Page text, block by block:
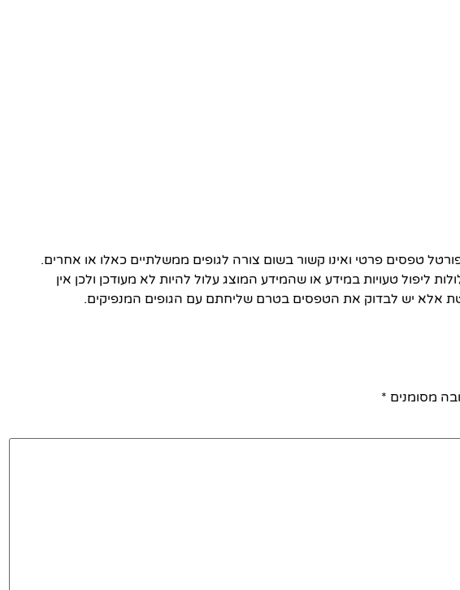
טפסים פרטי ואינו קשור בשום צורה לגופים ממשלתיים כאלו או אחרים.
ליפול טעויות במידע או שהמידע המוצג עלול להיות לא מעודכן ולכן אין
אלא יש לבדוק את הטפסים בטרם שליחתם עם הגופים המנפיקים.
מסומנים *